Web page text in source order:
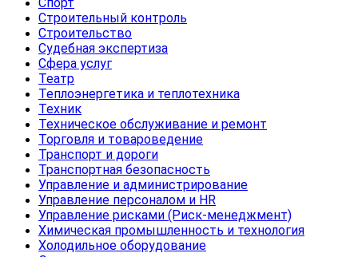
Строительный контроль
Строительство
Судебная экспертиза
Сфера услуг
Театр
Теплоэнергетика и теплотехника
Техник
Техническое обслуживание и ремонт
Торговля и товароведение
Транспорт и дороги
Транспортная безопасность
Управление и администрирование
Управление персоналом и HR
Управление рисками (Риск-менеджмент)
Химическая промышленность и технология
Холодильное оборудование